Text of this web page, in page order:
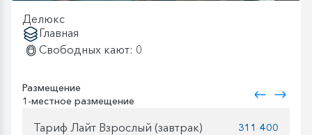
Делюкс
Главная
Свободных кают: 0
Размещение
1-местное размещение
Тариф Лайт Взрослый (завтрак) 311 400